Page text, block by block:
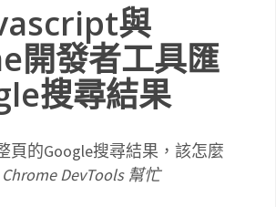
與
開發者工具匯
搜尋結果
頁的Google搜尋結果，該怎麼
Chrome DevTools 幫忙